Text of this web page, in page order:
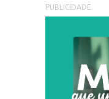
PUBLICIDADE